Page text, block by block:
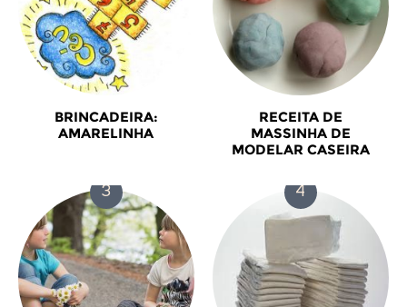
BRINCADEIRA:
AMARELINHA
RECEITA DE
MASSINHA DE
MODELAR CASEIRA